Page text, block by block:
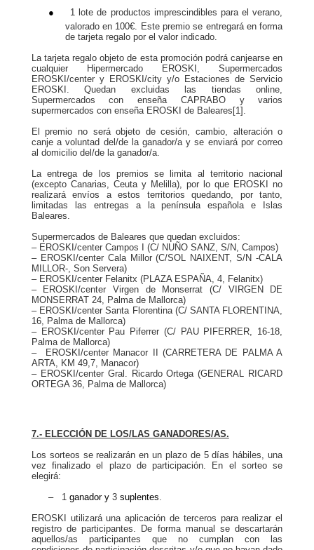
●
1 lote de productos imprescindibles para el verano,
valorado en 100€. Este premio se entregará en forma
de tarjeta regalo por el valor indicado.
La tarjeta regalo objeto de esta promoción podrá canjearse en
cualquier Hipermercado EROSKI, Supermercados
EROSKI/center y EROSKI/city y/o Estaciones de Servicio
EROSKI. Quedan excluidas las tiendas online,
Supermercados con enseña CAPRABO y varios
supermercados con enseña EROSKI de Baleares[1].
El premio no será objeto de cesión, cambio, alteración o
canje a voluntad del/de la ganador/a y se enviará por correo
al domicilio del/de la ganador/a.
La entrega de los premios se limita al territorio nacional
(excepto Canarias, Ceuta y Melilla), por lo que EROSKI no
realizará envíos a estos territorios quedando, por tanto,
limitadas las entregas a la península española e Islas
Baleares.
Supermercados de Baleares que quedan excluidos:
– EROSKI/center Campos I (C/ NUÑO SANZ, S/N, Campos)
– EROSKI/center Cala Millor (C/SOL NAIXENT, S/N -CALA
MILLOR-, Son Servera)
– EROSKI/center Felanitx (PLAZA ESPAÑA, 4, Felanitx)
– EROSKI/center Virgen de Monserrat (C/ VIRGEN DE
MONSERRAT 24, Palma de Mallorca)
– EROSKI/center Santa Florentina (C/ SANTA FLORENTINA,
16, Palma de Mallorca)
– EROSKI/center Pau Piferrer (C/ PAU PIFERRER, 16-18,
Palma de Mallorca)
– EROSKI/center Manacor II (CARRETERA DE PALMA A
ARTA, KM 49,7, Manacor)
– EROSKI/center Gral. Ricardo Ortega (GENERAL RICARD
ORTEGA 36, Palma de Mallorca)
7.- ELECCIÓN DE LOS/LAS GANADORES/AS.
Los sorteos se realizarán en un plazo de 5 días hábiles, una
vez finalizado el plazo de participación. En el sorteo se
elegirá:
–
1 ganador y 3 suplentes
EROSKI utilizará una aplicación de terceros para realizar el
registro de participantes. De forma manual se descartarán
aquellos/as participantes que no cumplan con las